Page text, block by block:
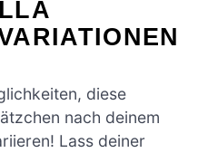
diese
nach deinem
Lass deiner